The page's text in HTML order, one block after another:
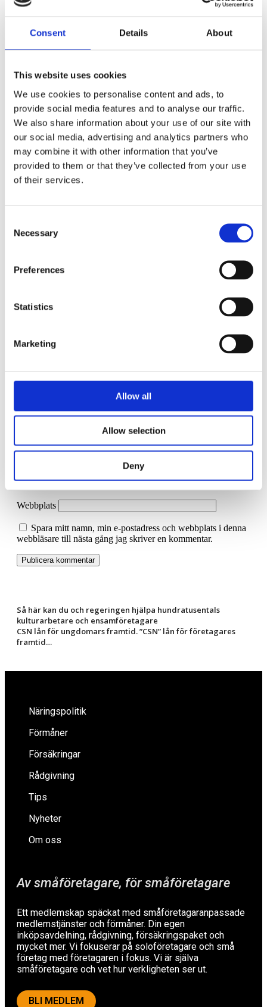
Consent Details About
This website uses cookies
We use cookies to personalise content and ads, to
provide social media features and to analyse our traffic.
We also share information about your use of our site with
our social media, advertising and analytics partners who
may combine it with other information that you’ve
provided to them or that they’ve collected from your use
of their services.
Selection
Necessary
Preferences
Statistics
Marketing
Allow all
Allow selection
Deny
som överlevnadsveckan. Det handlar om att stå ut,
sömn och prövningar som sätter allt i obalans. Vi
för att ge er konkreta förslag, vi finns här för att
stödja Regeringen i denna kris.
Företagarförbundet – för företagare på riktigt!
Med bästa småföretagarhälsningar
Mathias Rebane, Näringspolitisk talesperson
Företagarförbundet
småföretagen på riktigt aldrig varit större
Lämna ett svar
Obligatoriska fält är
märkta*
E-postadress*
Webbplats
Spara mitt namn, min e-postadress och webbplats i denna
webbläsare till nästa gång jag skriver en kommentar.
Så här kan du och regeringen hjälpa hundratusentals
kulturarbetare och ensamföretagare
CSN lån för ungdomars framtid. ”CSN” lån för företagares
framtid…
Av småföretagare, för småföretagare
Ett medlemskap späckat med småföretagaranpassade
medlemstjänster och förmåner. Din egen
inköpsavdelning, rådgivning, försäkringspaket och
mycket mer. Vi fokuserar på soloföretagare och små
företag med företagaren i fokus. Vi är själva
småföretagare och vet hur verkligheten ser ut.
BLI MEDLEM
Näringspolitik
Förmåner
Försäkringar
Rådgivning
Tips
Nyheter
Om oss